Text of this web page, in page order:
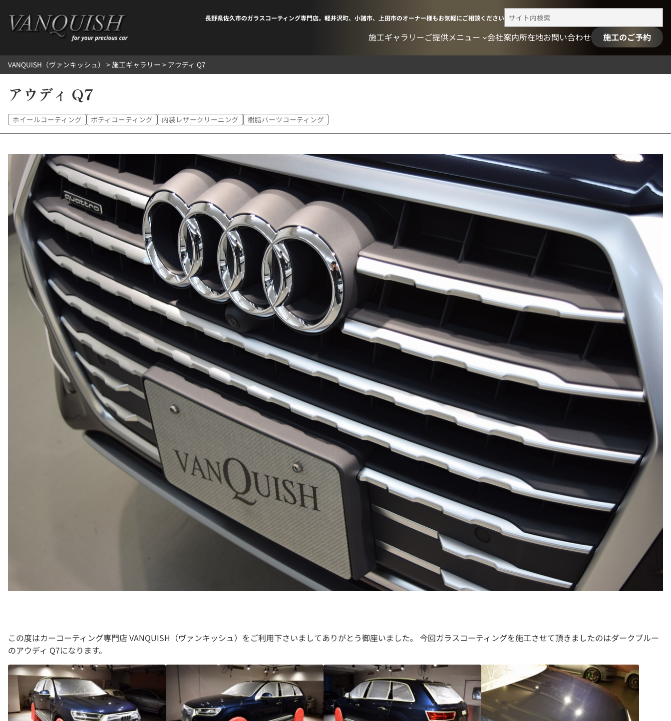
キ
長野県佐久市のガラスコーティング専門店。軽井沢町、小諸市、上田市のオーナー様もお気軽にご相談ください検
索
施工ギャラリーご提供メニュー 会社案内所在地お問い合わせ 施工のご予約
VANQUISH（ヴァンキッシュ） > 施工ギャラリー > アウディ Q7
アウディ Q7
ホイールコーティング ボティコーティング 内装レザークリーニング 樹脂パーツコーティング
この度はカーコーティング専門店 VANQUISH（ヴァンキッシュ）をご利用下さいましてありがとう御座いました。 今回ガラスコーティングを施工させて頂きましたのはダークブルー
のアウディ Q7になります。